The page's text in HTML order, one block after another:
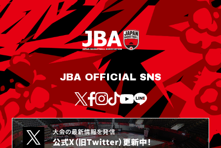
JBA OFFICIAL SNS